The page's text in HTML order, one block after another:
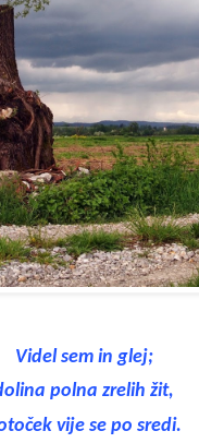
Videl sem in glej;
polna zrelih žit,
vije se po sredi.